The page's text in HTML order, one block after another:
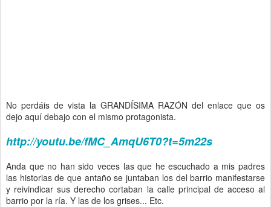
No perdáis de vista la GRANDÍSIMA RAZÓN del enlace que os
dejo aquí debajo con el mismo protagonista.
http://youtu.be/fMC_AmqU6T0?t=5m22s
Anda que no han sido veces las que he escuchado a mis padres
las historias de que antaño se juntaban los del barrio manifestarse
y reivindicar sus derecho cortaban la calle principal de acceso al
barrio por la ría. Y las de los grises... Etc.